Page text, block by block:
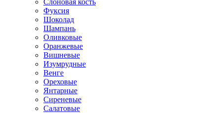
Слоновая кость
Фуксия
Шоколад
Шампань
Оливковые
Оранжевые
Вишневые
Изумрудные
Венге
Ореховые
Янтарные
Сиреневые
Салатовые